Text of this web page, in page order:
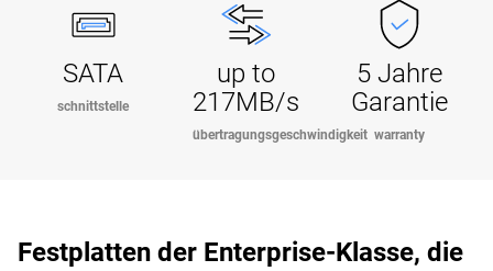
SATA
schnittstelle
up to
217MB/s
übertragungsgeschwindigkeit
5 Jahre
Garantie
warranty
Festplatten der Enterprise-Klasse, die